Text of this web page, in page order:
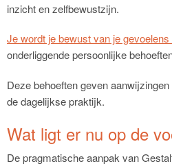
inzicht en zelfbewustzijn.
Je wordt je bewust van je
onderliggende persoonlijke
Deze behoeften geven
de dagelijkse praktijk.
Wat ligt er nu op de
De pragmatische aanpak van